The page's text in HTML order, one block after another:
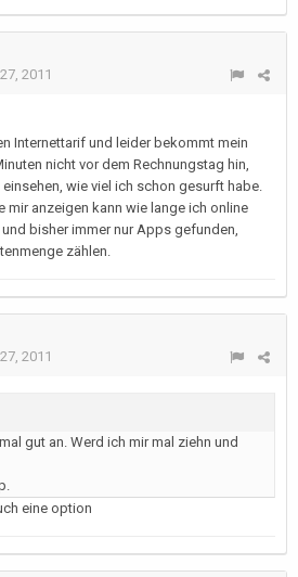
2011
Internettarif und leider bekommt mein
nicht vor dem Rechnungstag hin,
wie viel ich schon gesurft habe.
mir anzeigen kann wie lange ich online
bisher immer nur Apps gefunden,
zählen.
2011
gut an. Werd ich mir mal ziehn und
eine option